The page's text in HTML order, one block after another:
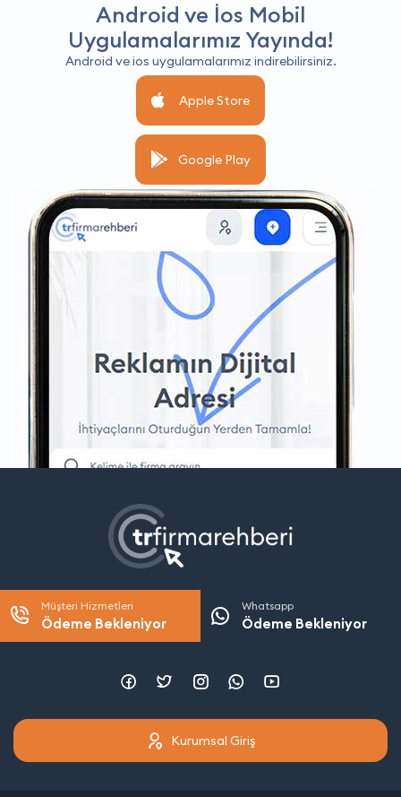
Android ve İos Mobil
Uygulamalarımız Yayında!
Android ve ios uygulamalarımız indirebilirsiniz.
Apple Store
Google Play
Müşteri Hizmetleri
Ödeme Bekleniyor
Whatsapp
Ödeme Bekleniyor
Kurumsal Giriş